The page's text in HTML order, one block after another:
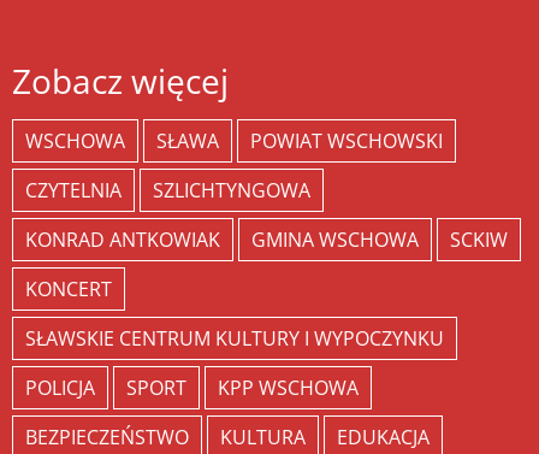
Zobacz więcej
WSCHOWA SŁAWA
POWIAT WSCHOWSKI
CZYTELNIA
SZLICHTYNGOWA
KONRAD ANTKOWIAK
GMINA WSCHOWA
SCKIW
KONCERT
SŁAWSKIE CENTRUM KULTURY I WYPOCZYNKU
POLICJA
SPORT
KPP WSCHOWA
BEZPIECZEŃSTWO
KULTURA
EDUKACJA